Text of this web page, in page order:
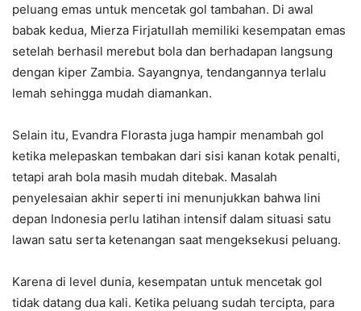
peluang emas untuk mencetak gol tambahan. Di awal
babak kedua, Mierza Firjatullah memiliki kesempatan emas
setelah berhasil merebut bola dan berhadapan langsung
dengan kiper Zambia. Sayangnya, tendangannya terlalu
lemah sehingga mudah diamankan.
Selain itu, Evandra Florasta juga hampir menambah gol
ketika melepaskan tembakan dari sisi kanan kotak penalti,
tetapi arah bola masih mudah ditebak. Masalah
penyelesaian akhir seperti ini menunjukkan bahwa lini
depan Indonesia perlu latihan intensif dalam situasi satu
lawan satu serta ketenangan saat mengeksekusi peluang.
Karena di level dunia, kesempatan untuk mencetak gol
tidak datang dua kali. Ketika peluang sudah tercipta, para